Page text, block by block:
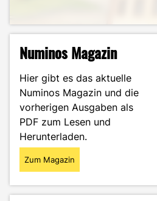
Numinos Magazin
Hier gibt es das aktuelle
Numinos Magazin und die
vorherigen Ausgaben als
PDF zum Lesen und
Herunterladen.
Zum Magazin